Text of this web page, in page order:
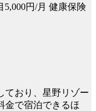
5,000円/月 健康保険
おり、星野リゾー
金で宿泊できるほ